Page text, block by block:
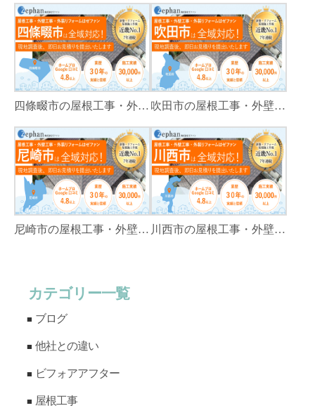
四條畷市の屋根工事・外壁工事・外装リフォームはゼファン！四條畷内の工事事例もご紹介 吹田市の屋根工事・外壁工事・外装リフォームはゼファン！吹田市内の工事事例もご紹介
尼崎市の屋根工事・外壁工事・外装リフォームはゼファン！尼崎市内の工事事例もご紹介 川西市の屋根工事・外壁工事・外装リフォームはゼファン！川西市内の工事事例もご紹介
カテゴリー一覧
ブログ
他社との違い
ビフォアアフター
屋根工事